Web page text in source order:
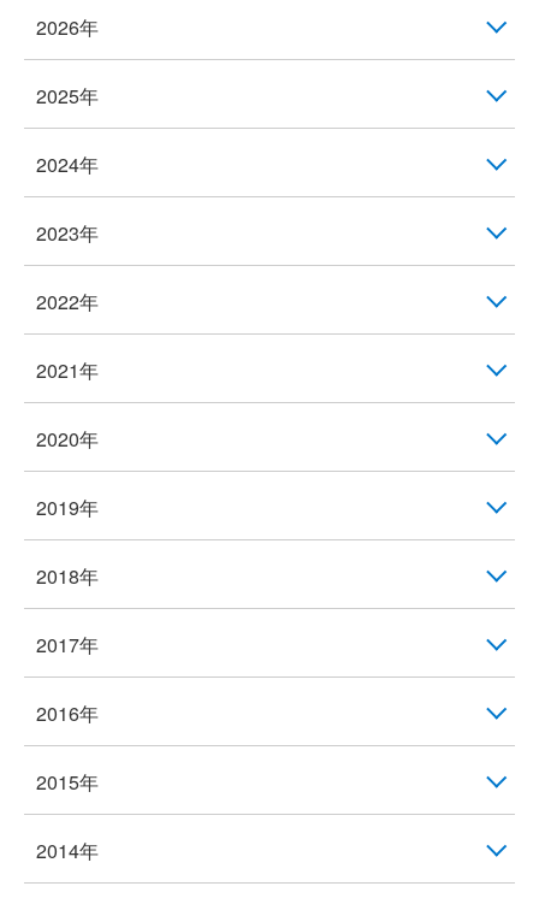
2026年
2025年
2024年
2023年
2022年
2021年
2020年
2019年
2018年
2017年
2016年
2015年
2014年